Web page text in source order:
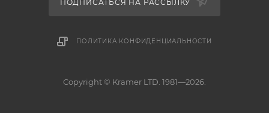
ПОДПИСАТЬСЯ НА РАССЫЛКУ
ПОЛИТИКА КОНФИДЕНЦИАЛЬНОСТИ
Copyright © Kramer LTD. 1981—2026.